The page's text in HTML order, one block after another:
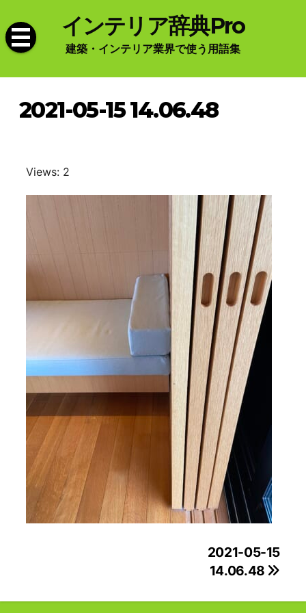
to
content
インテリア辞典Pro
建築・インテリア業界で使う用語集
2021-05-15 14.06.48
Views: 2
2021-05-15
14.06.48